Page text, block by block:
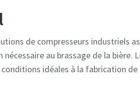
de compresseurs industriels
au brassage de la bière.
idéales à la fabrication